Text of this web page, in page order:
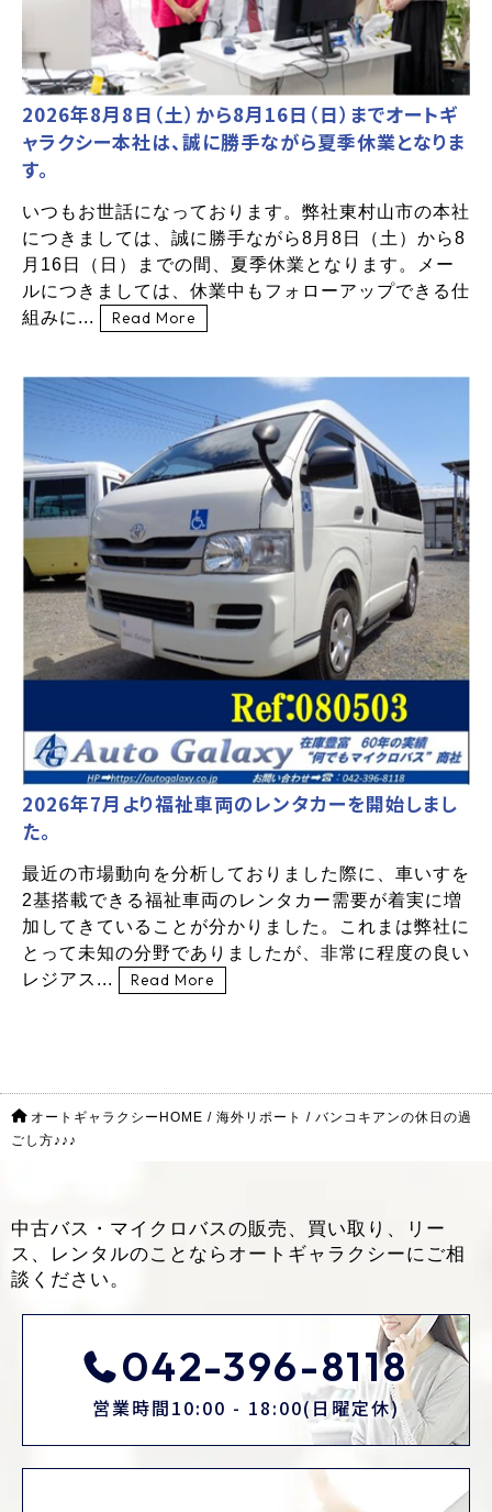
2026年8月8日（土）から8月16日（日）までオートギ
ャラクシー本社は、誠に勝手ながら夏季休業となりま
す。
いつもお世話になっております。弊社東村山市の本社
につきましては、誠に勝手ながら8月8日（土）から8
月16日（日）までの間、夏季休業となります。メー
ルにつきましては、休業中もフォローアップできる仕
組みに...
Read More
2026年7月より福祉車両のレンタカーを開始しまし
た。
最近の市場動向を分析しておりました際に、車いすを
2基搭載できる福祉車両のレンタカー需要が着実に増
加してきていることが分かりました。これまは弊社に
とって未知の分野でありましたが、非常に程度の良い
レジアス...
Read More
オートギャラクシーHOME / 海外リポート / バンコキアンの休日の過
ごし方♪♪♪
中古バス・マイクロバスの販売、買い取り、リー
ス、レンタルのことなら オートギャラクシーにご相
談ください。
042-396-8118
営業時間10:00 - 18:00(日曜定休)